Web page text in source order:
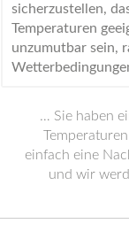
sicherzustellen,
Temperaturen
unzumutbar sein,
… Sie haben
einfach eine
und wir